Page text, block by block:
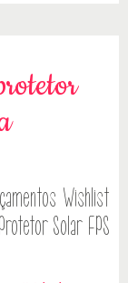
Wishlist
Solar FPS